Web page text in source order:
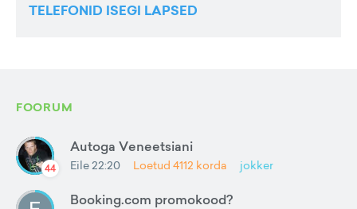
TELEFONID ISEGI LAPSED
FOORUM
44
Autoga Veneetsiani
Eile 22:20 Loetud 4112 korda jokker
Booking.com promokood?